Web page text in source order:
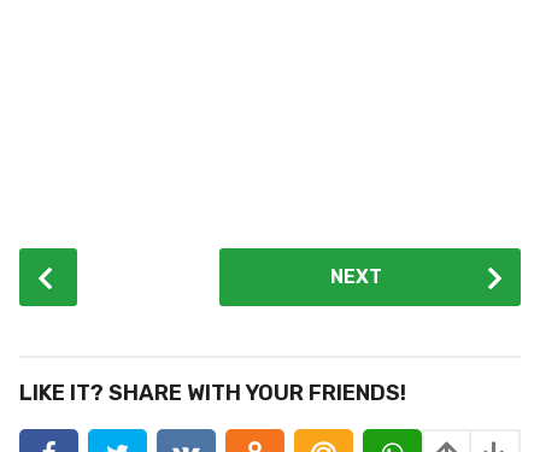
P
P
NEXT
LIKE IT? SHARE WITH YOUR FRIENDS!